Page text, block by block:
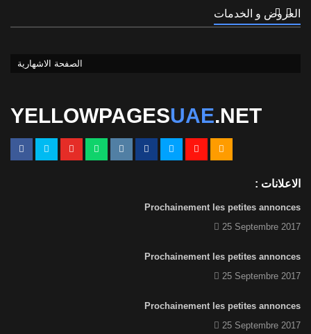
العروض و الخدمات
الصفحة الاشهارية
YELLOWPAGESUAE.NET
الاعلانات :
Prochainement les petites annonces
25 Septembre 2017
Prochainement les petites annonces
25 Septembre 2017
Prochainement les petites annonces
25 Septembre 2017